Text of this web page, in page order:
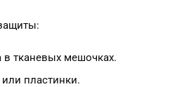
тканевых мешочках.
пластинки.